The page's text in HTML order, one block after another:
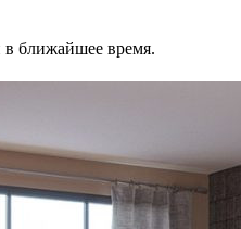
ближайшее время.